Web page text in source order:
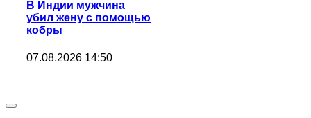
В Индии мужчина
убил жену с помощью
кобры
07.08.2026 14:50